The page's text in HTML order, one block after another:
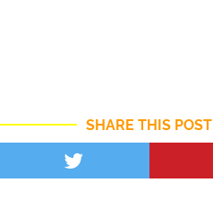
SHARE THIS POST